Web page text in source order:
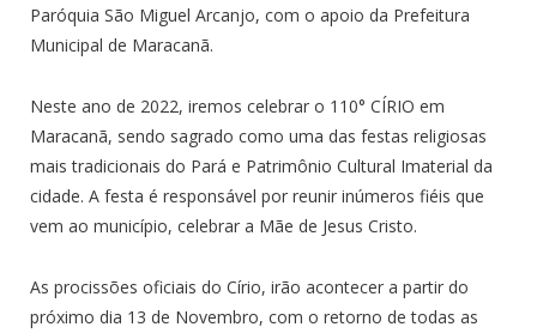
Paróquia São Miguel Arcanjo, com o apoio da Prefeitura
Municipal de Maracanã.
Neste ano de 2022, iremos celebrar o 110° CÍRIO em
Maracanã, sendo sagrado como uma das festas religiosas
mais tradicionais do Pará e Patrimônio Cultural Imaterial da
cidade. A festa é responsável por reunir inúmeros fiéis que
vem ao município, celebrar a Mãe de Jesus Cristo.
As procissões oficiais do Círio, irão acontecer a partir do
próximo dia 13 de Novembro, com o retorno de todas as